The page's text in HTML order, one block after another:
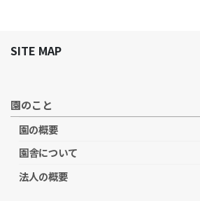
SITE MAP
園のこと
園の概要
園舎について
法人の概要